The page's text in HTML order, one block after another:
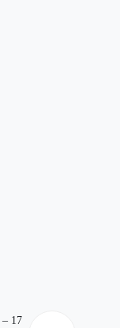
– 17 تیر, 1400